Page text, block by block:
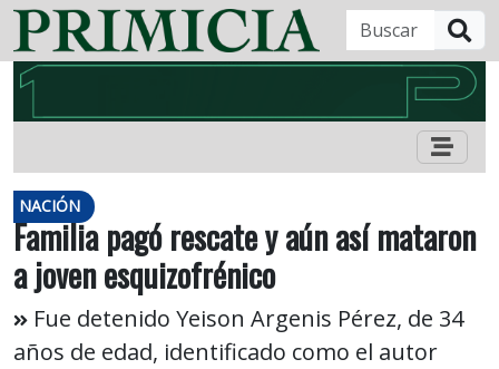
NACIÓN
Familia pagó rescate y aún así mataron
a joven esquizofrénico
Fue detenido Yeison Argenis Pérez, de 34
años de edad, identificado como el autor